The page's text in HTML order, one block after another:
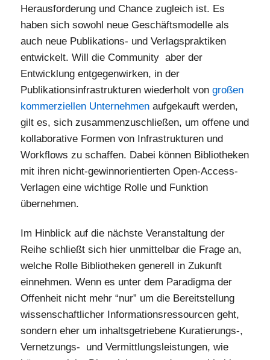
Herausforderung und Chance zugleich ist. Es
haben sich sowohl neue Geschäftsmodelle als
auch neue Publikations- und Verlagspraktiken
entwickelt. Will die Community aber der
Entwicklung entgegenwirken, in der
Publikationsinfrastrukturen wiederholt vongroßen
kommerziellen Unternehmen aufgekauft werden,
gilt es, sich zusammenzuschließen, um offene und
kollaborative Formen von Infrastrukturen und
Workflows zu schaffen. Dabei können Bibliotheken
mit ihren nicht-gewinnorientierten Open-Access-
Verlagen eine wichtige Rolle und Funktion
übernehmen.
Im Hinblick auf die nächste Veranstaltung der
Reihe schließt sich hier unmittelbar die Frage an,
welche Rolle Bibliotheken generell in Zukunft
einnehmen. Wenn es unter dem Paradigma der
Offenheit nicht mehr “nur” um die Bereitstellung
wissenschaftlicher Informationsressourcen geht,
sondern eher um inhaltsgetriebene Kuratierungs-,
Vernetzungs- und Vermittlungsleistungen, wie